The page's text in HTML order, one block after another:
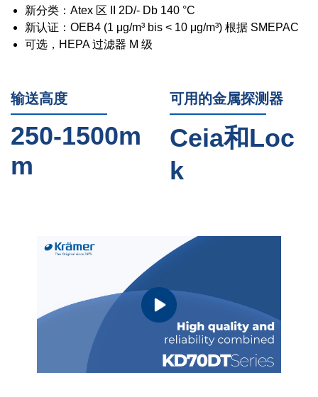
新分类：Atex 区 II 2D/- Db 140 °C
新认证：OEB4 (1 μg/m³ bis < 10 μg/m³) 根据 SMEPAC
可选，HEPA 过滤器 M 级
输送高度 可用的金属探测器